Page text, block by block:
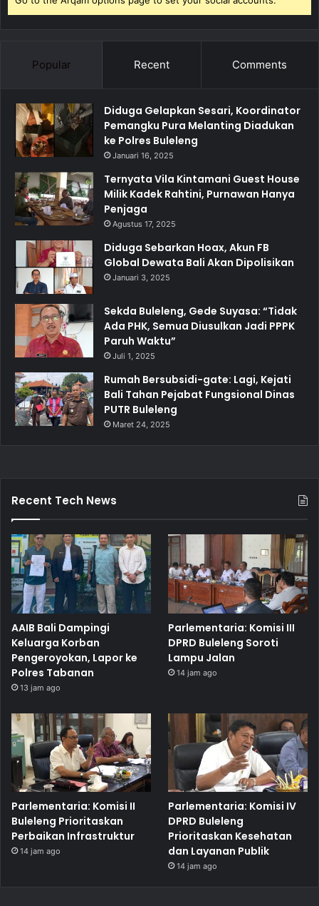
Popular Recent Comments
Diduga Gelapkan Sesari, Koordinator
Pemangku Pura Melanting Diadukan
ke Polres Buleleng
Januari 16, 2025
Ternyata Vila Kintamani Guest House
Milik Kadek Rahtini, Purnawan Hanya
Penjaga
Agustus 17, 2025
Diduga Sebarkan Hoax, Akun FB
Global Dewata Bali Akan Dipolisikan
Januari 3, 2025
Sekda Buleleng, Gede Suyasa: “Tidak
Ada PHK, Semua Diusulkan Jadi PPPK
Paruh Waktu”
Juli 1, 2025
Rumah Bersubsidi-gate: Lagi, Kejati
Bali Tahan Pejabat Fungsional Dinas
PUTR Buleleng
Maret 24, 2025
Recent Tech News
AAIB Bali Dampingi
Keluarga Korban
Pengeroyokan, Lapor ke
Polres Tabanan
13 jam ago
Parlementaria: Komisi III
DPRD Buleleng Soroti
Lampu Jalan
14 jam ago
Parlementaria: Komisi II
Buleleng Prioritaskan
Perbaikan Infrastruktur
14 jam ago
Parlementaria: Komisi IV
DPRD Buleleng
Prioritaskan Kesehatan
dan Layanan Publik
14 jam ago